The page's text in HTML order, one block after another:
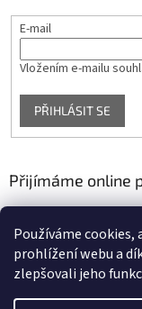
Používáme
prohlížení webu a
zlepšovali jeho
E-mail
Vložením e-mailu
PŘIHLÁSIT SE
Přijímáme online